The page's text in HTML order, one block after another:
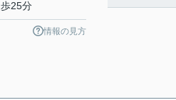
歩25分
情報の見方